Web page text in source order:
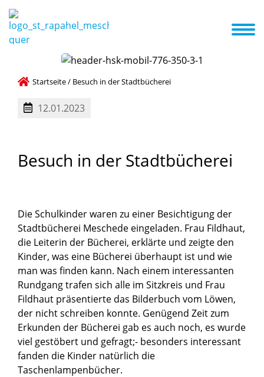
Kita ABC
Startseite/ Besuch in der Stadtbücherei
12.01.2023
Besuch in der Stadtbücherei
Die Schulkinder waren zu einer Besichtigung der
Stadtbücherei Meschede eingeladen. Frau Fildhaut,
die Leiterin der Bücherei, erklärte und zeigte den
Kinder, was eine Bücherei überhaupt ist und wie
man was finden kann. Nach einem interessanten
Rundgang trafen sich alle im Sitzkreis und Frau
Fildhaut präsentierte das Bilderbuch vom Löwen,
der nicht schreiben konnte. Genügend Zeit zum
Erkunden der Bücherei gab es auch noch, es wurde
viel gestöbert und gefragt;- besonders interessant
fanden die Kinder natürlich die
Taschenlampenbücher.